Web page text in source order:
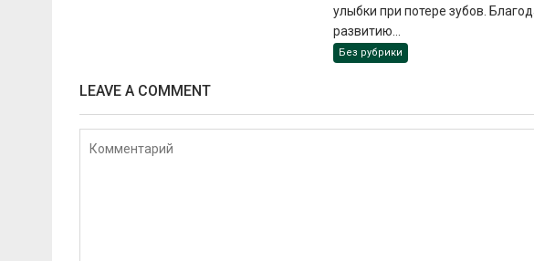
улыбки при потере зубов.
развитию...
Без рубрики
LEAVE A COMMENT